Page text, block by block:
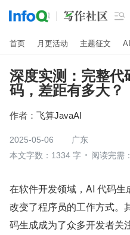

首页 月更活动 主题征文 AI
深度实测：完整代
码，差距有多大？
作者： 飞算JavaAI
2025-05-06
广东
本文字数：1334 字
阅读完需
在软件开发领域，AI 代码
改变了程序员的工作方式。
码生成成为了众多开发者关